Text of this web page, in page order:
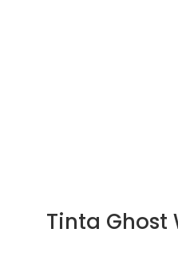
Tinta Ghost